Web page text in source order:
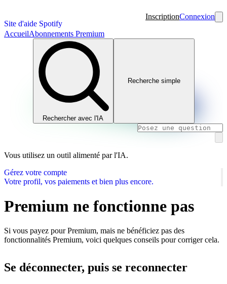
Site d'aide Spotify
InscriptionConnexion
AccueilAbonnements Premium
Rechercher avec l'IA
Recherche simple
Vous utilisez un outil alimenté par l'IA.
Gérez votre compte
Votre profil, vos paiements et bien plus encore.
Premium ne fonctionne pas
Si vous payez pour Premium, mais ne bénéficiez pas des
fonctionnalités Premium, voici quelques conseils pour corriger cela.
Se déconnecter, puis se reconnecter